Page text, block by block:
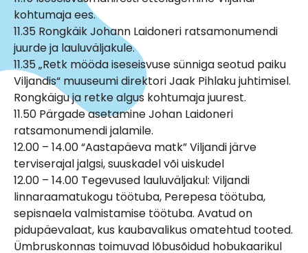
kohtumaja ees.
11.35 Rongkäik Johann Laidoneri ratsamonumendi
juurde ja lauluväljakule.
11.35 „Retk mööda iseseisvuse sünniga seotud paiku
Viljandis“ muuseumi direktori Jaak Pihlaku juhtimisel.
Rongkäigu ja retke algus kohtumaja juurest.
11.50 Pärgade asetamine Johan Laidoneri
ratsamonumendi jalamile.
12.00 – 14.00 “Aastapäeva matk” Viljandi järve
terviserajal jalgsi, suuskadel või uiskudel
12.00 – 14.00 Tegevused lauluväljakul: Viljandi
linnaraamatukogu töötuba, Perepesa töötuba,
sepisnaela valmistamise töötuba. Avatud on
pidupäevalaat, kus kaubavalikus omatehtud tooted.
Ümbruskonnas toimuvad lõbusõidud hobukaarikul